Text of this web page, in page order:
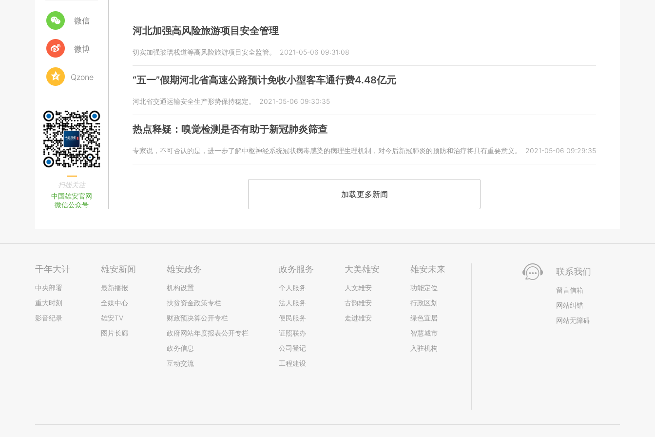
微信
微博
Qzone
扫描关注
中国雄安官网
微信公众号
河北加强高风险旅游项目安全管理
切实加强玻璃栈道等高风险旅游项目安全监管。 2021-05-06 09:31:08
“五一”假期河北省高速公路预计免收小型客车通行费4.48亿元
河北省交通运输安全生产形势保持稳定。 2021-05-06 09:30:35
热点释疑：嗅觉检测是否有助于新冠肺炎筛查
专家说，不可否认的是，进一步了解中枢神经系统冠状病毒感染的病理生理机制，对今后新冠肺炎的预防和治疗将具有重要意义。 2021-05-06 09:29:35
加载更多新闻
千年大计
中央部署
重大时刻
影音纪录
雄安新闻
最新播报
全媒中心
雄安TV
图片长廊
雄安政务
机构设置
扶贫资金政策专栏
财政预决算公开专栏
政府网站年度报表公开专栏
政务信息
互动交流
政务服务
个人服务
法人服务
便民服务
证照联办
公司登记
工程建设
大美雄安
人文雄安
古韵雄安
走进雄安
雄安未来
功能定位
行政区划
绿色宜居
智慧城市
入驻机构
联系我们
留言信箱
网站纠错
网站无障碍